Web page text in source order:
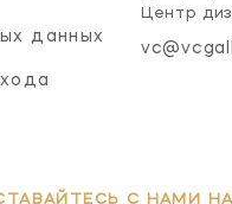
данных
Центр
С НАМИ НА